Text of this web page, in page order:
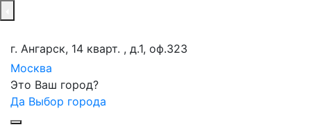
г. Ангарск, 14 кварт. , д.1, оф.323
Москва
Это Ваш город?
Да Выбор города